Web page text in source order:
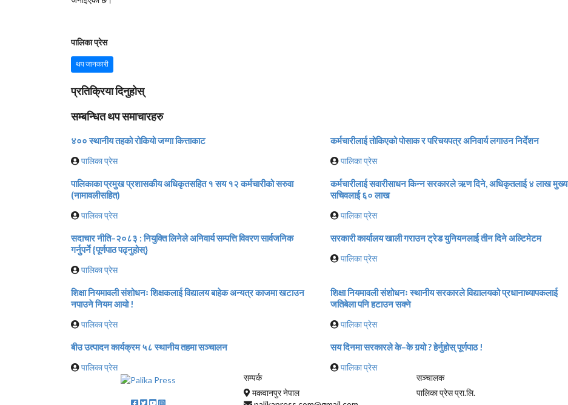
पालिका प्रेस
थप जानकारी
प्रतिक्रिया दिनुहोस्
सम्बन्धित थप समाचारहरु
४०० स्थानीय तहको रोकियो जग्गा कित्ताकाट
पालिका प्रेस
कर्मचारीलाई तोकिएको पोसाक र परिचयपत्र अनिवार्य लगाउन निर्देशन
पालिका प्रेस
पालिकाका प्रमुख प्रशासकीय अधिकृतसहित १ सय १२ कर्मचारीको सरुवा
(नामावलीसहित)
पालिका प्रेस
कर्मचारीलाई सवारीसाधन किन्न सरकारले ऋण दिने, अधिकृतलाई ४ लाख मुख्य
सचिवलाई ६० लाख
पालिका प्रेस
सदाचार नीति–२०८३ : नियुक्ति लिनेले अनिवार्य सम्पत्ति विवरण सार्वजनिक
गर्नुपर्ने {पूर्णपाठ पढ्नुहोस्}
पालिका प्रेस
सरकारी कार्यालय खाली गराउन ट्रेड युनियनलाई तीन दिने अल्टिमेटम
पालिका प्रेस
शिक्षा नियमावली संशोधनः शिक्षकलाई विद्यालय बाहेक अन्यत्र काजमा खटाउन
नपाउने नियम आयो !
पालिका प्रेस
शिक्षा नियमावली संशोधनः स्थानीय सरकारले विद्यालयको प्रधानाध्यापकलाई
जतिबेला पनि हटाउन सक्ने
पालिका प्रेस
बीउ उत्पादन कार्यक्रम ५८ स्थानीय तहमा सञ्चालन
पालिका प्रेस
सय दिनमा सरकारले के–के गर्‍यो ? हेर्नुहोस् पूर्णपाठ !
पालिका प्रेस
सम्पर्क
मकवानपुर नेपाल
सञ्चालक
पालिका प्रेस प्रा.लि.